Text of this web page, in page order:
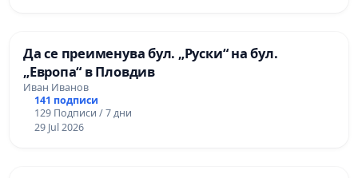
Да се преименува бул. „Руски“ на бул.
„Европа“ в Пловдив
Иван Иванов
141 подписи
129 Подписи / 7 дни
29 Jul 2026